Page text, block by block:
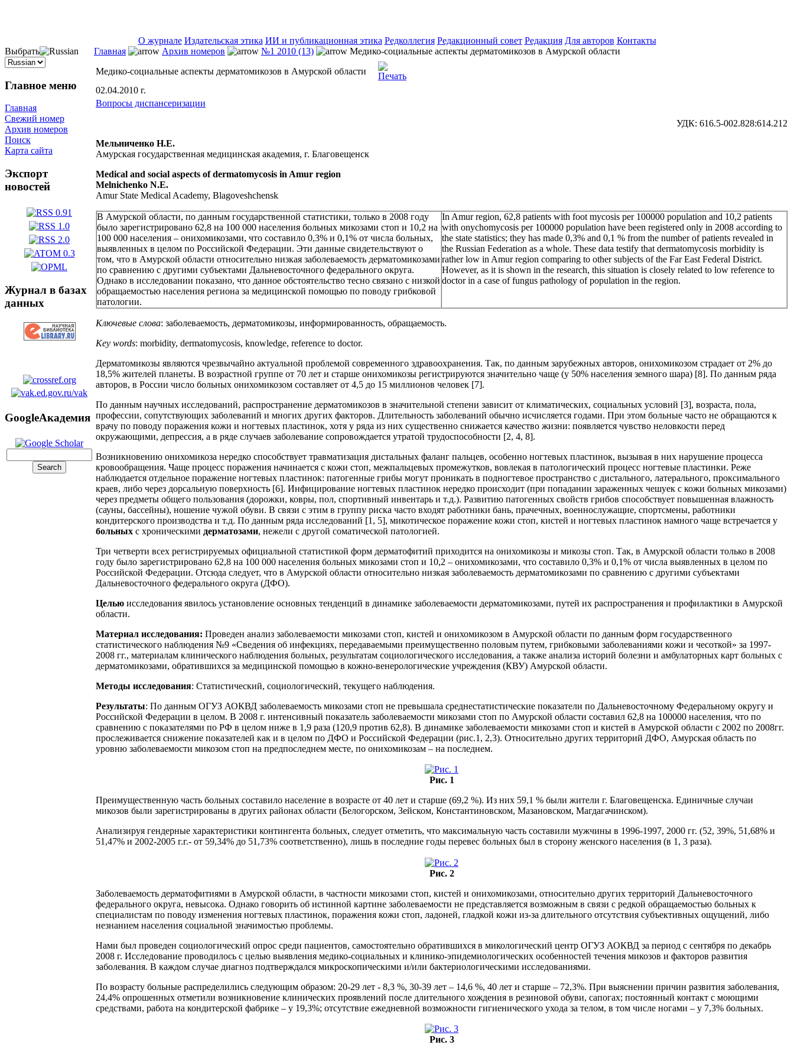
О журнале Издательская этика ИИ и публикационная этика Редколлегия Редакционный совет Редакция Для авторов Контакты
Выбрать
Главное меню
Главная
Свежий номер
Архив номеров
Поиск
Карта сайта
Экспорт
новостей
Журнал в базах
данных
GoogleАкадемия
Главная Архив номеров №1 2010 (13)
Медико-социальные аспекты дерматомикозов в Амурской области
Медико-социальные аспекты дерматомикозов в Амурской области
02.04.2010 г.
Вопросы диспансеризации
УДК: 616.5-002.828:614.212
Мельниченко Н.Е.
Амурская государственная медицинская академия, г. Благовещенск
Medical and social aspects of dermatomycosis in Amur region
Melnichenko N.E.
Amur State Medical Academy, Blagoveshchensk
В Амурской области, по данным государственной статистики, только в 2008 году
было зарегистрировано 62,8 на 100 000 населения больных микозами стоп и 10,2 на
100 000 населения – онихомикозами, что составило 0,3% и 0,1% от числа больных,
выявленных в целом по Российской Федерации. Эти данные свидетельствуют о
том, что в Амурской области относительно низкая заболеваемость дерматомикозами
по сравнению с другими субъектами Дальневосточного федерального округа.
Однако в исследовании показано, что данное обстоятельство тесно связано с низкой
обращаемостью населения региона за медицинской помощью по поводу грибковой
патологии.
In Amur region, 62,8 patients with foot mycosis per 100000 population and 10,2 patients
with onychomycosis per 100000 population have been registered only in 2008 according to
the state statistics; they has made 0,3% and 0,1 % from the number of patients revealed in
the Russian Federation as a whole. These data testify that dermatomycosis morbidity is
rather low in Amur region comparing to other subjects of the Far East Federal District.
However, as it is shown in the research, this situation is closely related to low reference to
doctor in a case of fungus pathology of population in the region.
Ключевые слова: заболеваемость, дерматомикозы, информированность, обращаемость.
Key words: morbidity, dermatomycosis, knowledge, reference to doctor.
Дерматомикозы являются чрезвычайно актуальной проблемой современного здравоохранения. Так, по данным зарубежных авторов, онихомикозом страдает от 2% до
18,5% жителей планеты. В возрастной группе от 70 лет и старше онихомикозы регистрируются значительно чаще (у 50% населения земного шара) [8]. По данным ряда
авторов, в России число больных онихомикозом составляет от 4,5 до 15 миллионов человек [7].
По данным научных исследований, распространение дерматомикозов в значительной степени зависит от климатических, социальных условий [3], возраста, пола,
профессии, сопутствующих заболеваний и многих других факторов. Длительность заболеваний обычно исчисляется годами. При этом больные часто не обращаются к
врачу по поводу поражения кожи и ногтевых пластинок, хотя у ряда из них существенно снижается качество жизни: появляется чувство неловкости перед
окружающими, депрессия, а в ряде случаев заболевание сопровождается утратой трудоспособности [2, 4, 8].
Возникновению онихомикоза нередко способствует травматизация дистальных фаланг пальцев, особенно ногтевых пластинок, вызывая в них нарушение процесса
кровообращения. Чаще процесс поражения начинается с кожи стоп, межпальцевых промежутков, вовлекая в патологический процесс ногтевые пластинки. Реже
наблюдается отдельное поражение ногтевых пластинок: патогенные грибы могут проникать в подногтевое пространство с дистального, латерального, проксимального
краев, либо через дорсальную поверхность [6]. Инфицирование ногтевых пластинок нередко происходит (при попадании зараженных чешуек с кожи больных микозами)
через предметы общего пользования (дорожки, ковры, пол, спортивный инвентарь и т.д.). Развитию патогенных свойств грибов способствует повышенная влажность
(сауны, бассейны), ношение чужой обуви. В связи с этим в группу риска часто входят работники бань, прачечных, военнослужащие, спортсмены, работники
кондитерского производства и т.д. По данным ряда исследований [1, 5], микотическое поражение кожи стоп, кистей и ногтевых пластинок намного чаще встречается у
больных с хроническими дерматозами, нежели с другой соматической патологией.
Три четверти всех регистрируемых официальной статистикой форм дерматофитий приходится на онихомикозы и микозы стоп. Так, в Амурской области только в 2008
году было зарегистрировано 62,8 на 100 000 населения больных микозами стоп и 10,2 – онихомикозами, что составило 0,3% и 0,1% от числа выявленных в целом по
Российской Федерации. Отсюда следует, что в Амурской области относительно низкая заболеваемость дерматомикозами по сравнению с другими субъектами
Дальневосточного федерального округа (ДФО).
Целью исследования явилось установление основных тенденций в динамике заболеваемости дерматомикозами, путей их распространения и профилактики в Амурской
области.
Материал исследования: Проведен анализ заболеваемости микозами стоп, кистей и онихомикозом в Амурской области по данным форм государственного
статистического наблюдения №9 «Сведения об инфекциях, передаваемыми преимущественно половым путем, грибковыми заболеваниями кожи и чесоткой» за 1997-
2008 гг., материалам клинического наблюдения больных, результатам социологического исследования, а также анализа историй болезни и амбулаторных карт больных с
дерматомикозами, обратившихся за медицинской помощью в кожно-венерологические учреждения (КВУ) Амурской области.
Методы исследования: Статистический, социологический, текущего наблюдения.
Результаты: По данным ОГУЗ АОКВД заболеваемость микозами стоп не превышала среднестатистические показатели по Дальневосточному Федеральному округу и
Российской Федерации в целом. В 2008 г. интенсивный показатель заболеваемости микозами стоп по Амурской области составил 62,8 на 100000 населения, что по
сравнению с показателями по РФ в целом ниже в 1,9 раза (120,9 против 62,8). В динамике заболеваемости микозами стоп и кистей в Амурской области с 2002 по 2008гг.
прослеживается снижение показателей как и в целом по ДФО и Российской Федерации (рис.1, 2,3). Относительно других территорий ДФО, Амурская область по
уровню заболеваемости микозом стоп на предпоследнем месте, по онихомикозам – на последнем.
Рис. 1
Преимущественную часть больных составило население в возрасте от 40 лет и старше (69,2 %). Из них 59,1 % были жители г. Благовещенска. Единичные случаи
микозов были зарегистрированы в других районах области (Белогорском, Зейском, Константиновском, Мазановском, Магдагачинском).
Анализируя гендерные характеристики контингента больных, следует отметить, что максимальную часть составили мужчины в 1996-1997, 2000 гг. (52, 39%, 51,68% и
51,47% и 2002-2005 г.г.- от 59,34% до 51,73% соответственно), лишь в последние годы перевес больных был в сторону женского населения (в 1, 3 раза).
Рис. 2
Заболеваемость дерматофитиями в Амурской области, в частности микозами стоп, кистей и онихомикозами, относительно других территорий Дальневосточного
федерального округа, невысока. Однако говорить об истинной картине заболеваемости не представляется возможным в связи с редкой обращаемостью больных к
специалистам по поводу изменения ногтевых пластинок, поражения кожи стоп, ладоней, гладкой кожи из-за длительного отсутствия субъективных ощущений, либо
незнанием населения социальной значимостью проблемы.
Нами был проведен социологический опрос среди пациентов, самостоятельно обратившихся в микологический центр ОГУЗ АОКВД за период с сентября по декабрь
2008 г. Исследование проводилось с целью выявления медико-социальных и клинико-эпидемиологических особенностей течения микозов и факторов развития
заболевания. В каждом случае диагноз подтверждался микроскопическими и/или бактериологическими исследованиями.
По возрасту больные распределились следующим образом: 20-29 лет - 8,3 %, 30-39 лет – 14,6 %, 40 лет и старше – 72,3%. При выяснении причин развития заболевания,
24,4% опрошенных отметили возникновение клинических проявлений после длительного хождения в резиновой обуви, сапогах; постоянный контакт с моющими
средствами, работа на кондитерской фабрике – у 19,3%; отсутствие ежедневной возможности гигиенического ухода за телом, в том числе ногами – у 7,3% больных.
Рис. 3